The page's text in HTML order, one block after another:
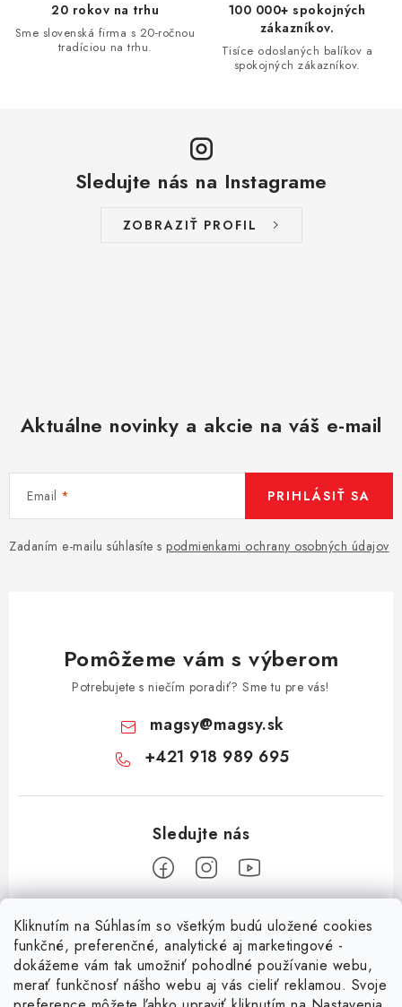
Kliknutím na Súhlasím so všetkým budú uložené cookies
funkčné, preferenčné, analytické aj marketingové -
dokážeme vám tak umožniť pohodlné používanie webu,
merať funkčnosť nášho webu aj vás cieliť reklamou. Svoje
20 rokov na trhu
Sme slovenská firma s 20-ročnou
tradíciou na trhu.
100 000+ spokojných
zákazníkov.
Tisíce odoslaných balíkov a
spokojných zákazníkov.
Sledujte nás na Instagrame
ZOBRAZIŤ PROFIL
Aktuálne novinky a akcie na váš e-mail
Email
Zadaním e-mailu súhlasíte s podmienkami ochrany osobných údajov
PRIHLÁSIŤ SA
Pomôžeme vám s výberom
Potrebujete s niečím poradiť? Sme tu pre vás!
magsy@magsy.sk
+421 918 989 695
Informácie pre vás
O nás